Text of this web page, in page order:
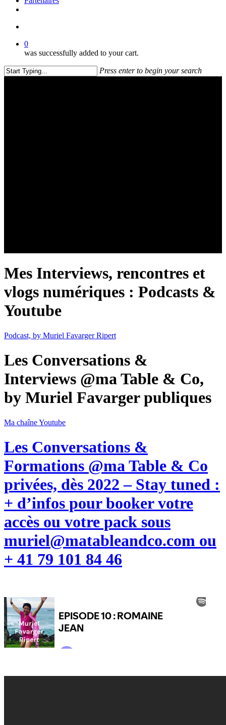
0
was successfully added to your cart.
Press enter to begin your search
Mes Interviews, rencontres et
vlogs numériques : Podcasts &
Youtube
Podcast, by Muriel Favarger Ripert
Les Conversations &
Interviews @ma Table & Co,
by Muriel Favarger publiques
Ma chaîne Youtube
Les Conversations &
Formations @ma Table & Co
privées, dès 2022 – Stay tuned :
+ d’infos pour booker votre
accès ou votre pack sous
muriel@matableandco.com ou
+ 41 79 101 84 46